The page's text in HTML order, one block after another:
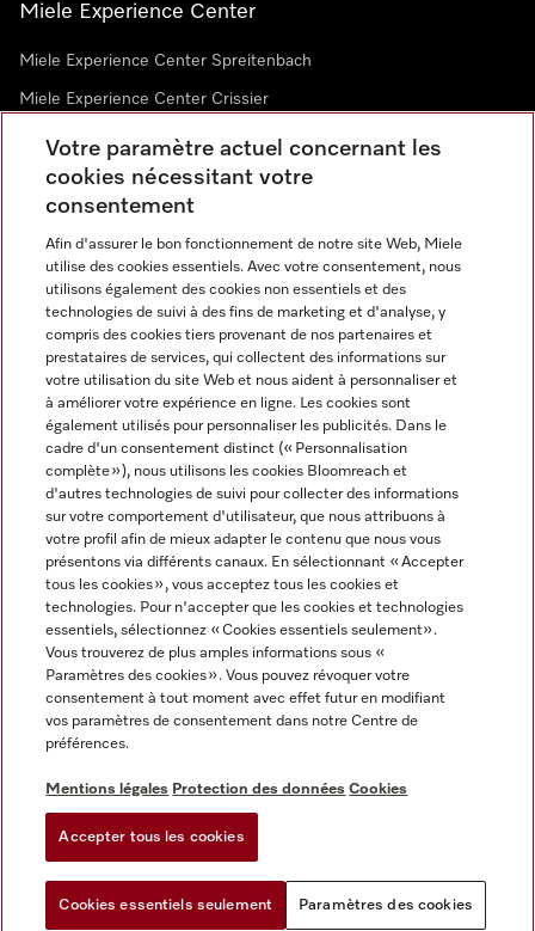
Miele Experience Center
Miele Experience Center Spreitenbach
Miele Experience Center Crissier
Newsletter
Langue
FRANÇAIS
Mentions légales
CGV
Protection des données
Paramètres des cookies
Miele sur Youtube
Votre paramètre actuel concernant les
cookies nécessitant votre
consentement
Afin d'assurer le bon fonctionnement de notre site Web, Miele
utilise des cookies essentiels. Avec votre consentement, nous
utilisons également des cookies non essentiels et des
technologies de suivi à des fins de marketing et d'analyse, y
compris des cookies tiers provenant de nos partenaires et
prestataires de services, qui collectent des informations sur
votre utilisation du site Web et nous aident à personnaliser et
à améliorer votre expérience en ligne. Les cookies sont
également utilisés pour personnaliser les publicités. Dans le
cadre d'un consentement distinct (« Personnalisation
complète »), nous utilisons les cookies Bloomreach et
d'autres technologies de suivi pour collecter des informations
sur votre comportement d'utilisateur, que nous attribuons à
votre profil afin de mieux adapter le contenu que nous vous
présentons via différents canaux. En sélectionnant « Accepter
tous les cookies », vous acceptez tous les cookies et
technologies. Pour n'accepter que les cookies et technologies
essentiels, sélectionnez « Cookies essentiels seulement».
Vous trouverez de plus amples informations sous «
Paramètres des cookies ». Vous pouvez révoquer votre
consentement à tout moment avec effet futur en modifiant
vos paramètres de consentement dans notre Centre de
préférences.
Mentions légales Protection des données Cookies
Accepter tous les cookies
Cookies essentiels seulement Paramètres des cookies